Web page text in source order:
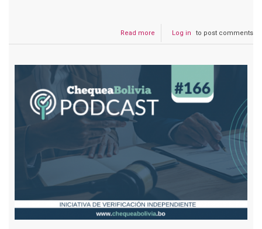
Read more
Podcast
Bolivia:
¿Afecta
humanos?
Log in to post comments